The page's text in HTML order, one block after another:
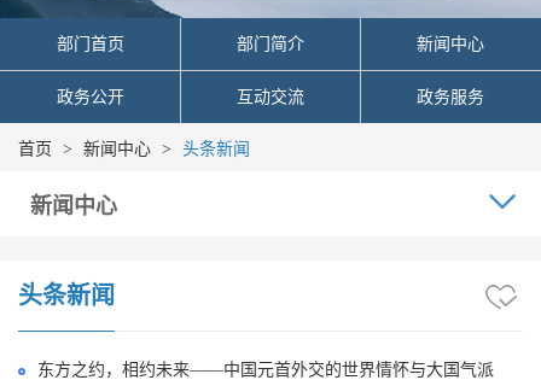
部门首页 部门简介 新闻中心
政务公开 互动交流 政务服务
首页 > 新闻中心 > 头条新闻
新闻中心
头条新闻
东方之约，相约未来——中国元首外交的世界情怀与大国气派